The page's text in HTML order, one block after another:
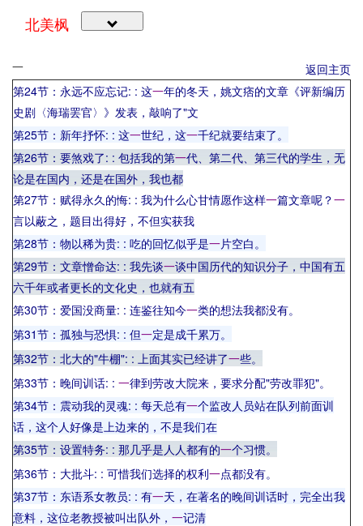
北美枫
一
返回主页
第24节：永远不应忘记: : 这一年的冬天，姚文痞的文章《评新编历
史剧〈海瑞罢官〉》发表，敲响了"文
第25节：新年抒怀: : 这一世纪，这一千纪就要结束了。
第26节：要煞戏了: : 包括我的第一代、第二代、第三代的学生，无
论是在国内，还是在国外，我也都
第27节：赋得永久的悔: : 我为什么心甘情愿作这样一篇文章呢？一
言以蔽之，题目出得好，不但实获我
第28节：物以稀为贵: : 吃的回忆似乎是一片空白。
第29节：文章憎命达: : 我先谈一谈中国历代的知识分子，中国有五
六千年或者更长的文化史，也就有五
第30节：爱国没商量: : 连鉴往知今一类的想法我都没有。
第31节：孤独与恐惧: : 但一定是成千累万。
第32节：北大的"牛棚": : 上面其实已经讲了一些。
第33节：晚间训话: : 一律到劳改大院来，要求分配"劳改罪犯"。
第34节：震动我的灵魂: : 每天总有一个监改人员站在队列前面训
话，这个人好像是上边来的，不是我们在
第35节：设置特务: : 那几乎是人人都有的一个习惯。
第36节：大批斗: : 可惜我们选择的权利一点都没有。
第37节：东语系女教员: : 有一天，在著名的晚间训话时，完全出我
意料，这位老教授被叫出队外， 一记清